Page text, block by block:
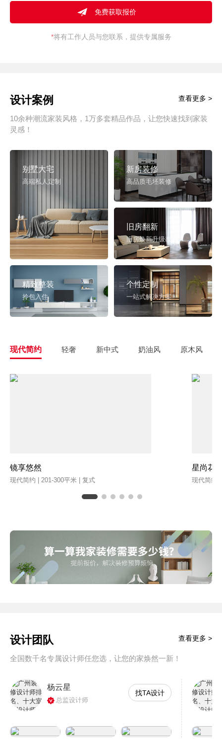
*将有工作人员与您联系，提供专属服务
设计案例
10余种潮流家装风格，1万多套精品作品，让您快速找到家装
灵感！
查看更多 >
别墅大宅
高端私人定制
新房装修
高品质毛坯装修
旧房翻新
旧房焕新升级改造
精致整装
拎包入住
个性定制
一站式解决方案
现代简约 轻奢 新中式 奶油风 原木风
镜享悠然
现代简约 | 201-300平米 | 复式
星尚花
现代简约
设计团队
全国数千名专属设计师任您选，让您的家焕然一新！
查看更多 >
杨云星
总监设计师
找TA设计